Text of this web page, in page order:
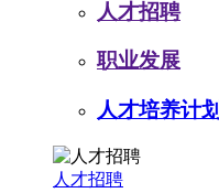
人才招聘
职业发展
人才培养计划
人才招聘